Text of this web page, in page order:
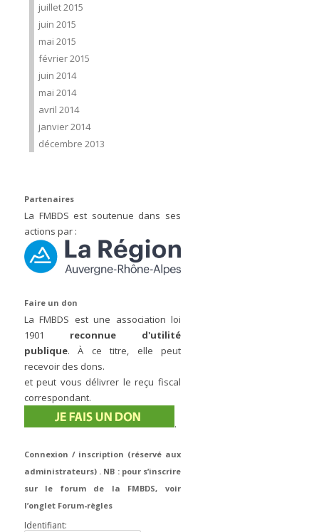
juillet 2015
juin 2015
mai 2015
février 2015
juin 2014
mai 2014
avril 2014
janvier 2014
décembre 2013
Partenaires
La FMBDS est soutenue dans ses
actions par :
Faire un don
La FMBDS est une association loi
1901 reconnue d'utilité
publique. À ce titre, elle peut
recevoir des dons.
et peut vous délivrer le reçu fiscal
correspondant.
.
Connexion / inscription (réservé aux
administrateurs) . NB : pour s’inscrire
sur le forum de la FMBDS, voir
l’onglet Forum-règles
Identifiant: